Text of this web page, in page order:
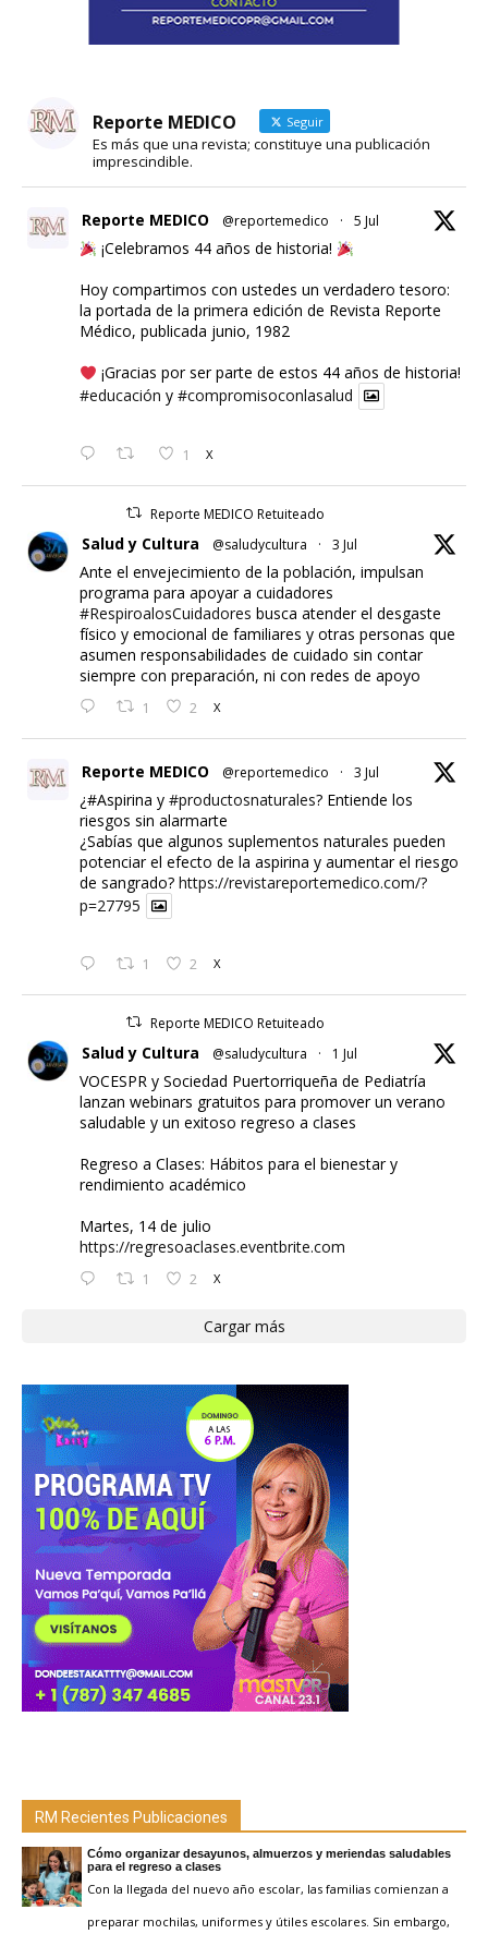
Reporte MEDICO Seguir
Es más que una revista; constituye una publicación
imprescindible.
Reporte MEDICO @reportemedico · 5 Jul
¡Celebramos 44 años de historia!
Hoy compartimos con ustedes un verdadero tesoro:
la portada de la primera edición de Revista Reporte
Médico, publicada junio, 1982
¡Gracias por ser parte de estos 44 años de historia!
#educación y #compromisoconlasalud
1 X
Reporte MEDICO Retuiteado
Salud y Cultura @saludycultura · 3 Jul
Ante el envejecimiento de la población, impulsan
programa para apoyar a cuidadores
#RespiroalosCuidadores busca atender el desgaste
físico y emocional de familiares y otras personas que
asumen responsabilidades de cuidado sin contar
siempre con preparación, ni con redes de apoyo
1 2 X
Reporte MEDICO @reportemedico · 3 Jul
¿#Aspirina y #productosnaturales? Entiende los
riesgos sin alarmarte
¿Sabías que algunos suplementos naturales pueden
potenciar el efecto de la aspirina y aumentar el riesgo
de sangrado? https://revistareportemedico.com/?
p=27795
1 2 X
Reporte MEDICO Retuiteado
Salud y Cultura @saludycultura · 1 Jul
VOCESPR y Sociedad Puertorriqueña de Pediatría
lanzan webinars gratuitos para promover un verano
saludable y un exitoso regreso a clases
Regreso a Clases: Hábitos para el bienestar y
rendimiento académico
Martes, 14 de julio
https://regresoaclases.eventbrite.com
1 2 X
Cargar más
RM Recientes Publicaciones
Cómo organizar desayunos, almuerzos y meriendas saludables
para el regreso a clases
Con la llegada del nuevo año escolar, las familias comienzan a
preparar mochilas, uniformes y útiles escolares. Sin embargo,